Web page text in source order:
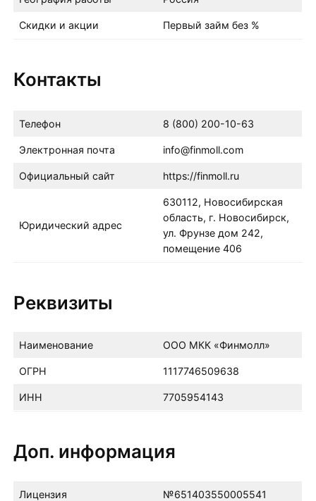
Скидки и акции Первый займ без %
Контакты
Телефон 8 (800) 200-10-63
Электронная почта info@finmoll.com
Официальный сайт https://finmoll.ru
Юридический адрес
630112, Новосибирская
область, г. Новосибирск,
ул. Фрунзе дом 242,
помещение 406
Реквизиты
Наименование ООО МКК «Финмолл»
ОГРН 1117746509638
ИНН 7705954143
Доп. информация
Лицензия №651403550005541